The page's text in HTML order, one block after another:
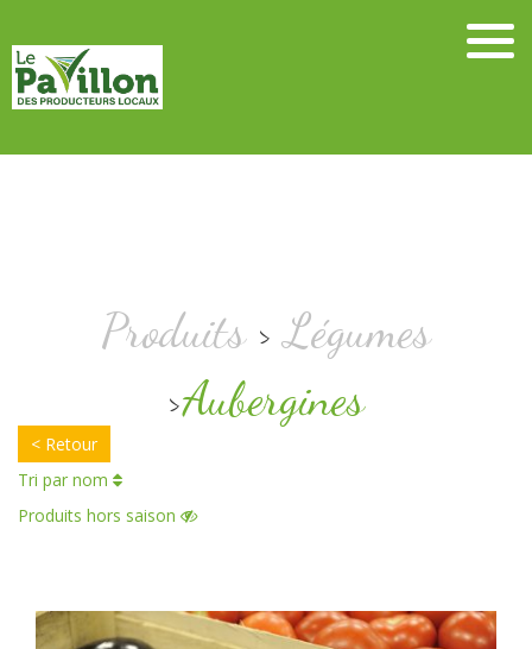
content
Produits>Légumes
>Aubergines
< Retour
Tri par nom
Produits hors saison